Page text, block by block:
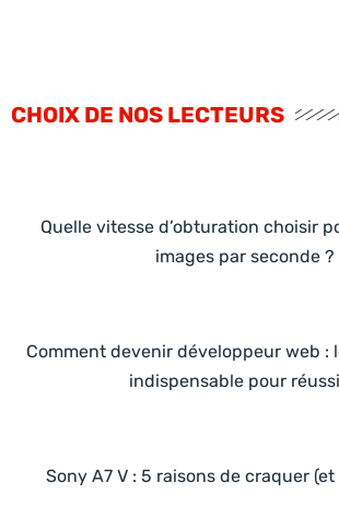
CHOIX DE NOS LECTEURS
Quelle vitesse d’obturation choisir
images par seconde ?
Comment devenir développeur web :
indispensable pour
Sony A7 V : 5 raisons de craquer